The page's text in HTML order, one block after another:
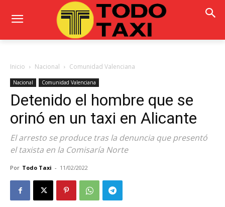
Inicio Nacional Comunidad Valenciana
Nacional Comunidad Valenciana
Detenido el hombre que se
orinó en un taxi en Alicante
El arresto se produce tras la denuncia que presentó
el taxista en la Comisaría Norte
Por Todo Taxi - 11/02/2022